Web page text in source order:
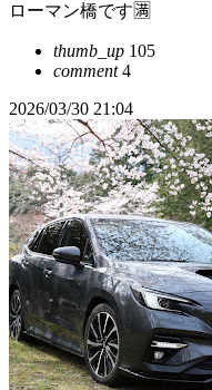
ローマン橋です🈵
thumb_up 105
comment4
2026/03/30 21:04